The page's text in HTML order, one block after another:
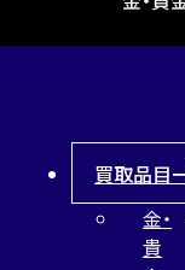
買取品目
金・
貴